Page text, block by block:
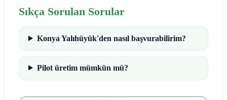
Sıkça Sorulan Sorular
Konya Yalıhüyük'den nasıl başvurabilirim?
Pilot üretim mümkün mü?